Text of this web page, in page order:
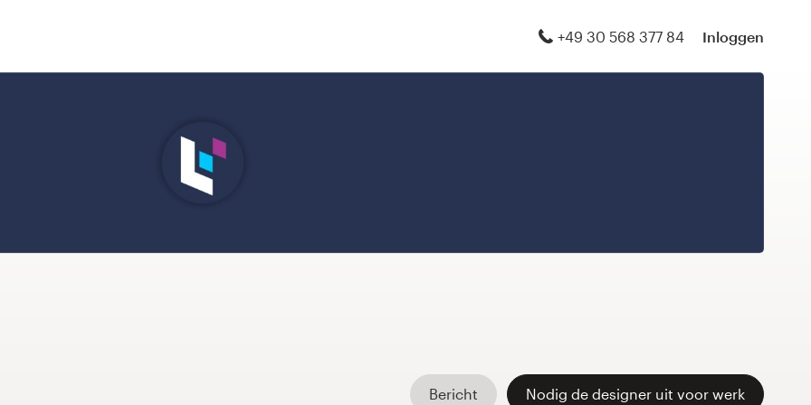
+49 30 568 377 84 Inloggen
Bericht Nodig de designer uit voor werk